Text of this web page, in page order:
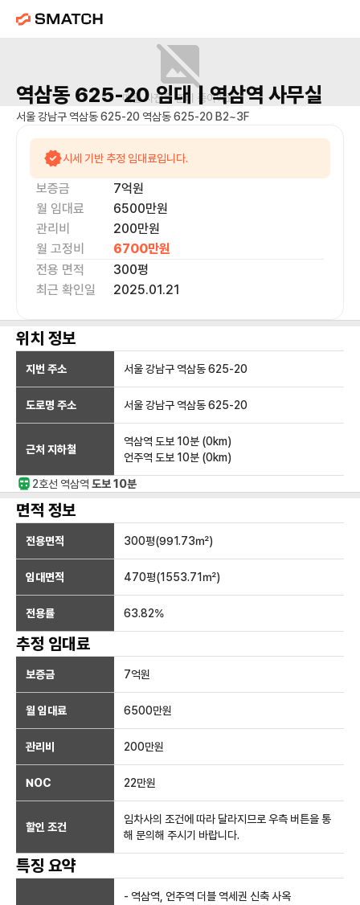
매물 사진을 준비 중이에요.
역삼동 625-20임대 | 역삼역 사무실
서울 강남구 역삼동 625-20 역삼동 625-20 B2~3F
시세 기반 추정 임대료입니다.
보증금 7억원
월 임대료
6500만원
관리비
200만원
월 고정비
6700만원
전용 면적
300평
최근 확인일
2025.01.21
위치 정보
지번 주소 서울 강남구 역삼동 625-20
도로명 주소 서울 강남구 역삼동 625-20
근처 지하철
역삼역 도보 10분 (0km)
언주역 도보 10분 (0km)
2호선 역삼역 도보 10분
면적 정보
전용면적 300평(991.73㎡)
임대면적 470평(1553.71㎡)
전용률 63.82%
추정 임대료
보증금 7억원
월 임대료 6500만원
관리비 200만원
NOC 22만원
할인 조건
임차사의 조건에 따라 달라지므로 우측 버튼을 통
해 문의해 주시기 바랍니다.
특징 요약
- 역삼역, 언주역 더블 역세권 신축 사옥